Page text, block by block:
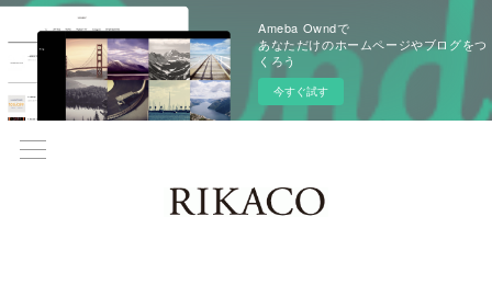
Ameba Owndで
あなただけのホームページやブログをつ
くろう
今すぐ試す